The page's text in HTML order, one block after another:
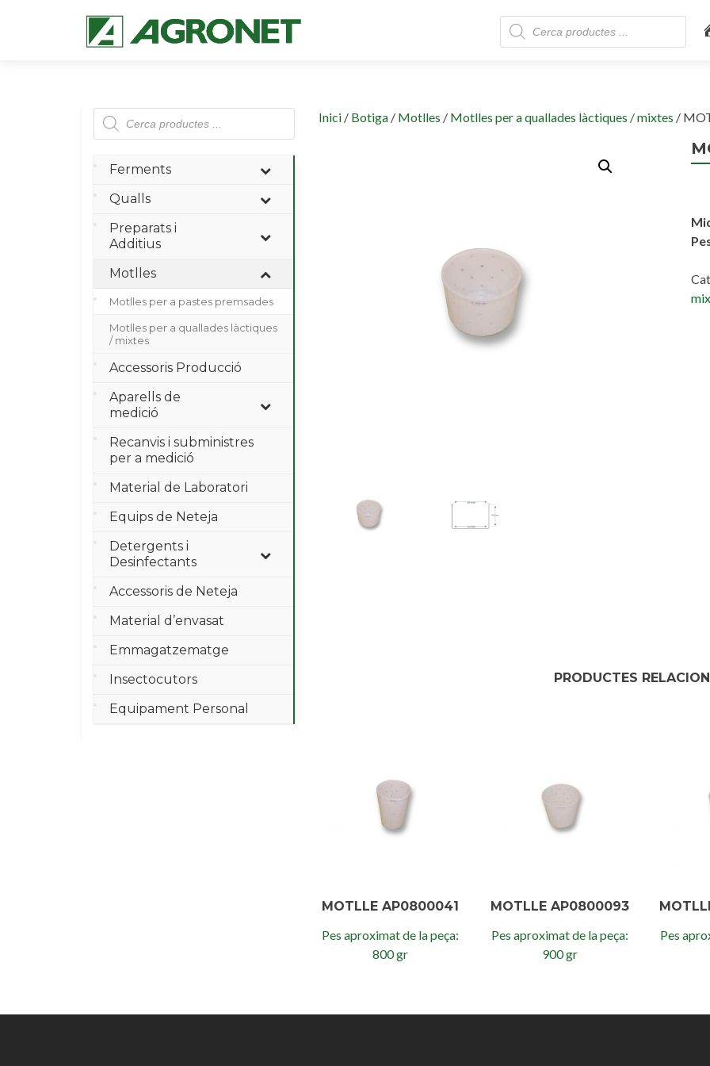
to
content
Products
search
Inici / Botiga / Motlles / Motlles per a quallades làctiques / mixtes /
PRODUCTES
MOTLLE AP0800041
Pes aproximat de la peça:
800 gr
MOTLLE AP0800093
Pes aproximat de la peça:
900 gr
Pes
Products
search
Ferments
Qualls
Preparats i
Additius
Motlles
Motlles per a pastes premsades
Motlles per a quallades làctiques
/ mixtes
Accessoris Producció
Aparells de
medició
Recanvis i subministres
per a medició
Material de Laboratori
Equips de Neteja
Detergents i
Desinfectants
Accessoris de Neteja
Material d’envasat
Emmagatzematge
Insectocutors
Equipament Personal